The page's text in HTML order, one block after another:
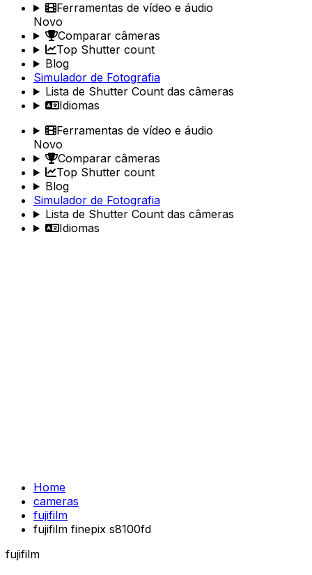
Ferramentas de vídeo e áudio
Novo
Comparar câmeras
Top Shutter count
Blog
Simulador de Fotografia
Lista de Shutter Count das câmeras
Idiomas
Ferramentas de vídeo e áudio
Novo
Comparar câmeras
Top Shutter count
Blog
Simulador de Fotografia
Lista de Shutter Count das câmeras
Idiomas
Home
cameras
fujifilm
fujifilm finepix s8100fd
fujifilm